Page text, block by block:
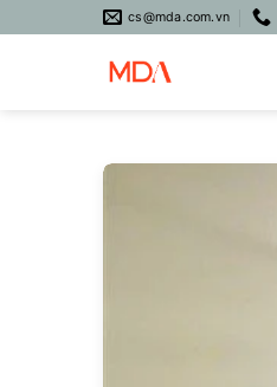
to
cs@mda.com.vn